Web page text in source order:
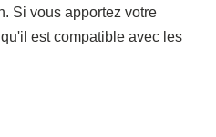
Si vous apportez votre
est compatible avec les